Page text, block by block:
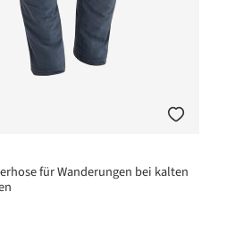
von 4.5 von 5 Sternen
für Wanderungen bei kalten